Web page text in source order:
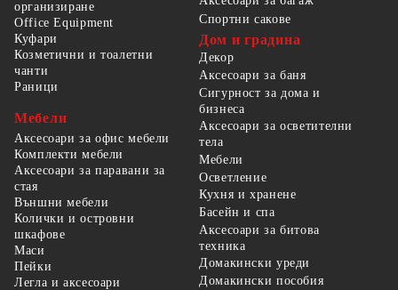
организиране
Office Equipment
Спортни сакове
Куфари
Козметични и тоалетни
чанти
Раници
Мебели
Аксесоари за офис мебели
Комплекти мебели
Аксесоари за паравани за
стая
Външни мебели
Колички и островни
шкафове
Маси
Пейки
Легла и аксесоари
Дом и градина
Декор
Аксесоари за баня
Сигурност за дома и
бизнеса
Аксесоари за осветителни
тела
Мебели
Осветление
Кухня и хранене
Басейн и спа
Аксесоари за битова
техника
Домакински уреди
Домакински пособия